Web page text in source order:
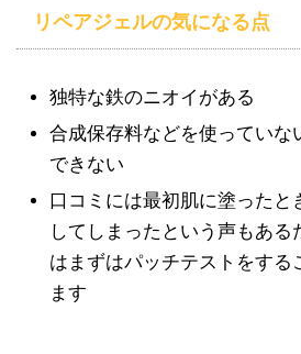
リペアジェルの気になる点
独特な鉄のニオイがある
合成保存料などを使っていな
できない
口コミには最初肌に塗ったと
してしまったという声もある
はまずはパッチテストをする
ます